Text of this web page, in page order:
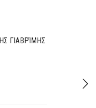
ΓΙΑΒΡΊΜΗΣ